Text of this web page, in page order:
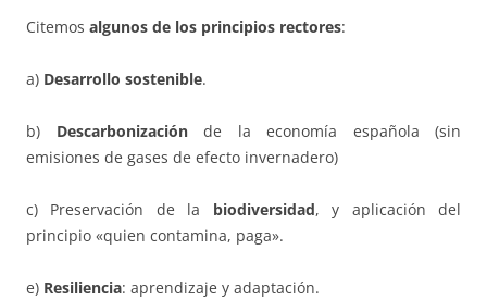
Citemos algunos de los principios rectores:
a) Desarrollo sostenible.
b) Descarbonizaciónde la economía española (sin
emisiones de gases de efecto invernadero)
c) Preservación de la biodiversidad, y aplicación del
principio «quien contamina, paga».
e) Resiliencia: aprendizaje y adaptación.